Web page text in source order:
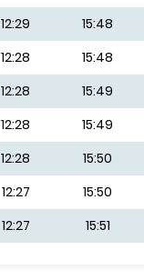
12:29 15:48
12:28 15:48
12:28 15:49
12:28 15:49
12:28 15:50
12:27 15:50
12:27 15:51